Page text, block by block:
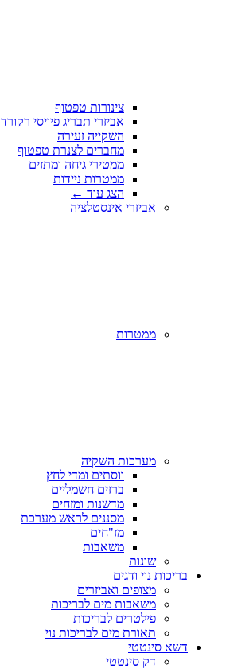
צינורות טפטוף
אביזרי תבריג פיויסי רקורד
השקייה זעירה
מחברים לצנרת טפטוף
ממטירי גיחה ומתזים
ממטרות ניידות
הצג עוד ←
אביזרי אינסטלציה
ממטרות
מערכות השקיה
ווסתים ומדי לחץ
ברזים חשמליים
מדשנות ומזחים
מסננים לראש מערכת
מז"חים
משאבות
שונות
בריכות נוי ודגים
מצופים ואביזרים
משאבות מים לבריכות
פילטרים לבריכות
תאורת מים לבריכות נוי
דשא סינטטי
דק סינטטי